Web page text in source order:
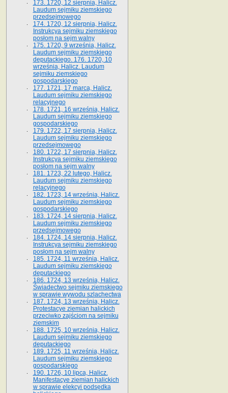
173. 1720, 12 sierpnia, Halicz.
Laudum sejmiku ziemskiego
przedsejmowego
174. 1720, 12 sierpnia, Halicz.
Instrukcya sejmiku ziemskiego
posłom na sejm walny
175. 1720, 9 września, Halicz.
Laudum sejmiku ziemskiego
deputackiego. 176. 1720, 10
września, Halicz. Laudum
sejmiku ziemskiego
gospodarskiego
177. 1721, 17 marca, Halicz.
Laudum sejmiku ziemskiego
relacyjnego
178. 1721, 16 września, Halicz.
Laudum sejmiku ziemskiego
gospodarskiego
179. 1722, 17 sierpnia, Halicz.
Laudum sejmiku ziemskiego
przedsejmowego
180. 1722, 17 sierpnia, Halicz.
Instrukcya sejmiku ziemskiego
posłom na sejm walny
181. 1723, 22 lutego, Halicz.
Laudum sejmiku ziemskiego
relacyjnego
182. 1723, 14 września, Halicz.
Laudum sejmiku ziemskiego
gospodarskiego
183. 1724, 14 sierpnia, Halicz.
Laudum sejmiku ziemskiego
przedsejmowego
184. 1724, 14 sierpnia, Halicz.
Instrukcya sejmiku ziemskiego
posłom na sejm walny
185. 1724, 11 września, Halicz.
Laudum sejmiku ziemskiego
deputackiego
186. 1724, 13 września, Halicz.
Świadectwo sejmiku ziemskiego
w sprawie wywodu szlachectwa
187. 1724, 13 września, Halicz.
Protestacye ziemian halickich
przeciwko zajściom na sejmiku
ziemskim
188. 1725, 10 września, Halicz.
Laudum sejmiku ziemskiego
deputackiego
189. 1725, 11 września, Halicz.
Laudum sejmiku ziemskiego
gospodarskiego
190. 1726, 10 lipca, Halicz.
Manifestacye ziemian halickich
w sprawie elekcyi podsędka